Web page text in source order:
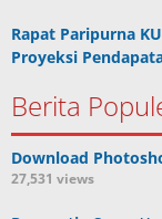
Rapat Paripurna
Proyeksi
Berita
Download
27,531 views